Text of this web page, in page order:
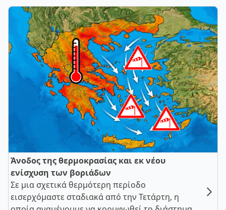
Άνοδος της θερμοκρασίας και εκ νέου
ενίσχυση των βοριάδων
Σε μια σχετικά θερμότερη περίοδο
εισερχόμαστε σταδιακά από την Τετάρτη, η